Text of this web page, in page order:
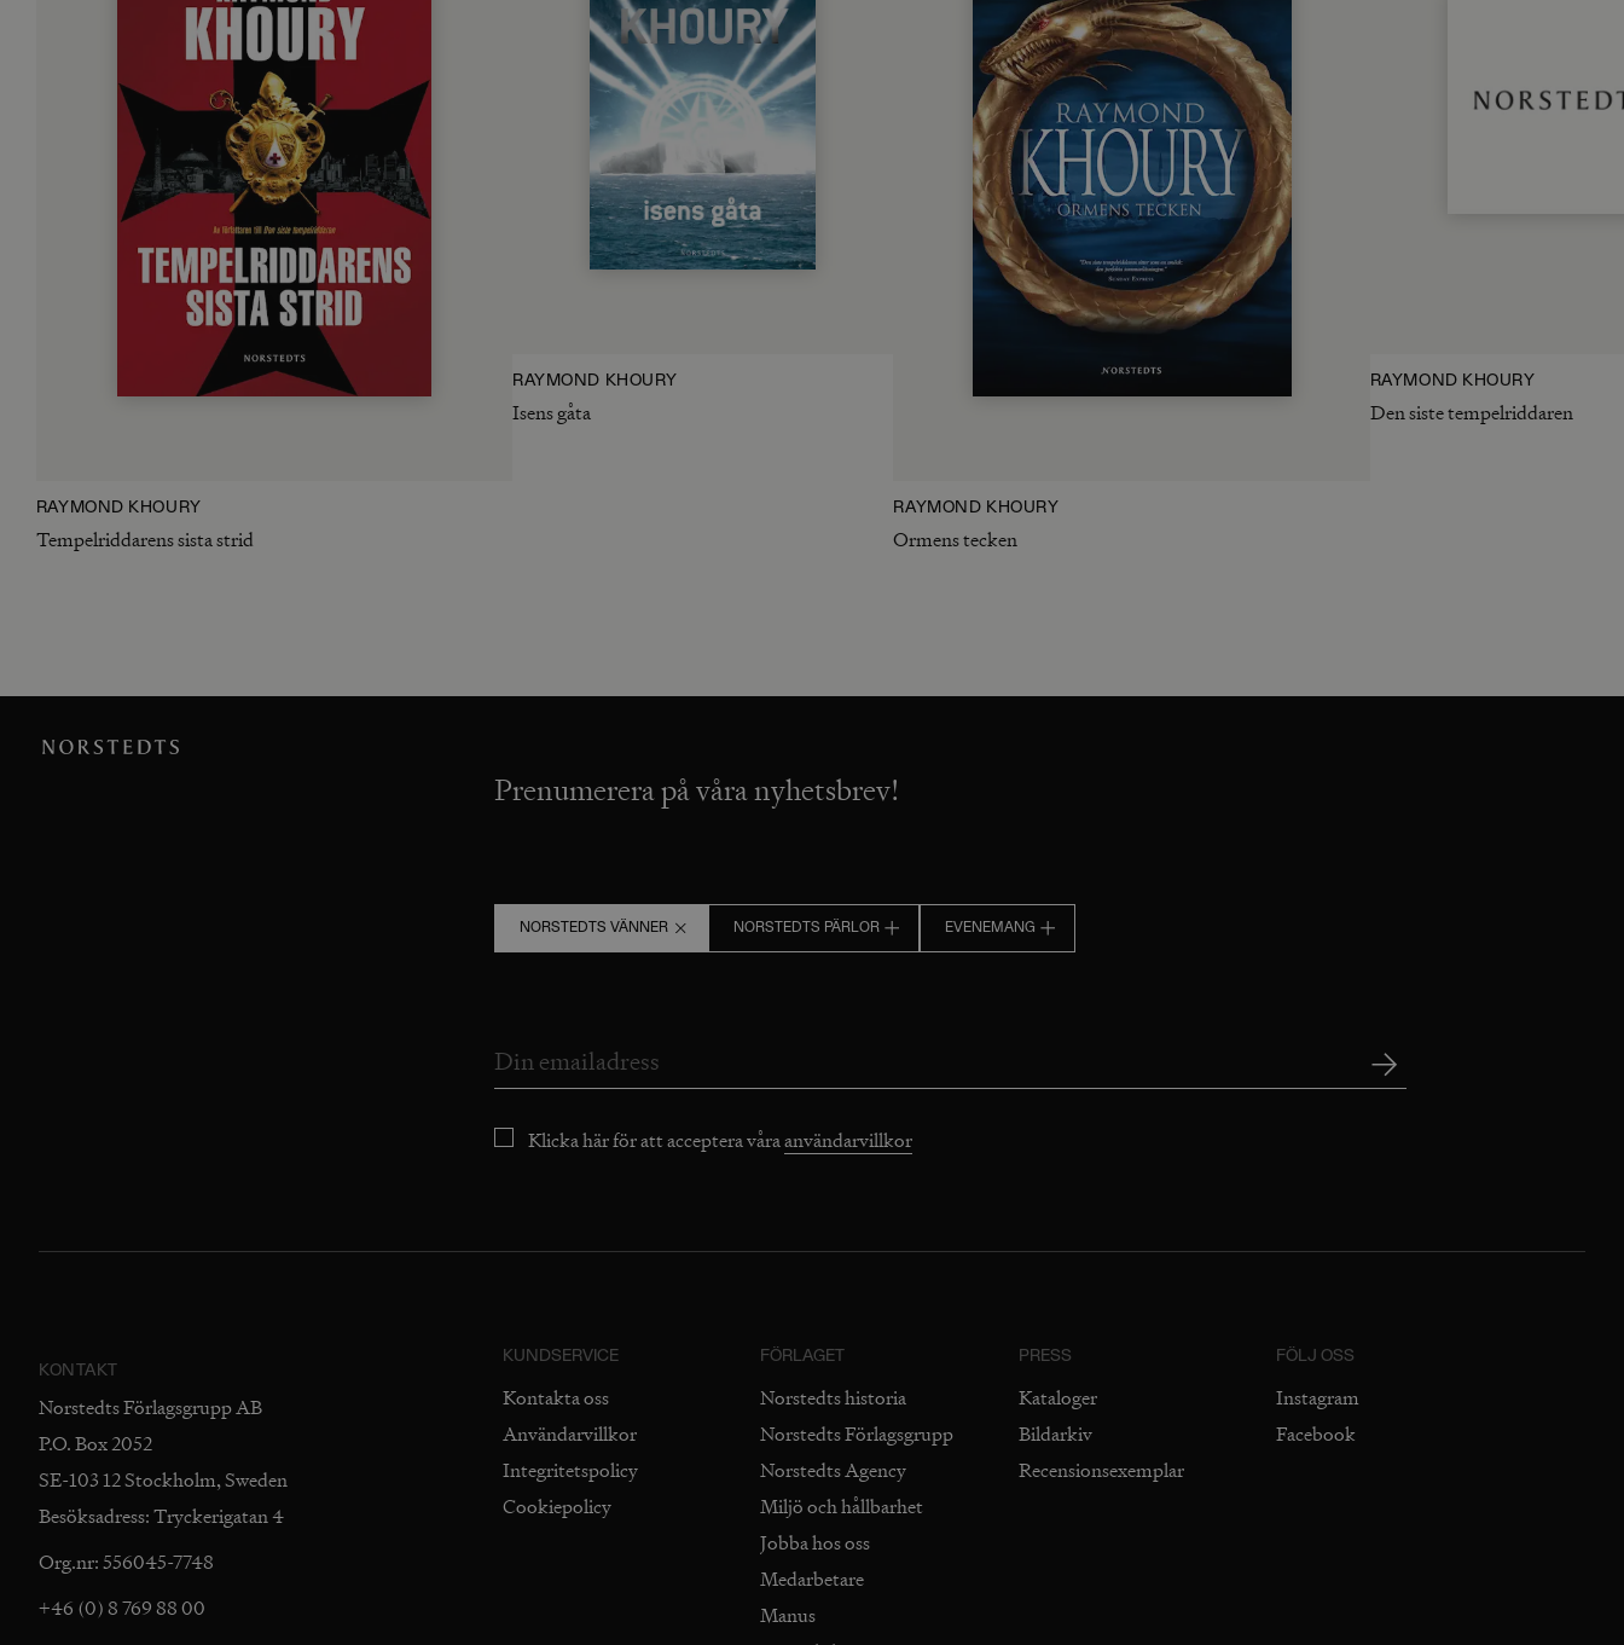
RAYMOND KHOURY
Tempelriddarens sista strid
RAYMOND KHOURY
Isens gåta
RAYMOND KHOURY
Ormens tecken
RAYMOND KHOURY
Den siste tempelriddaren
Prenumerera på våra nyhetsbrev!
NORSTEDTS VÄNNER NORSTEDTS PÄRLOR EVENEMANG
Klicka här för att acceptera våraanvändarvillkor
KONTAKT
Norstedts Förlagsgrupp AB
P.O. Box 2052
SE-103 12 Stockholm, Sweden
Besöksadress: Tryckerigatan 4
Org.nr: 556045-7748
+46 (0) 8 769 88 00
KUNDSERVICE
Kontakta oss
Användarvillkor
Integritetspolicy
Cookiepolicy
FÖRLAGET
Norstedts historia
Norstedts Förlagsgrupp
Norstedts Agency
Miljö och hållbarhet
Jobba hos oss
Medarbetare
Manus
PRESS
Kataloger
Bildarkiv
Recensionsexemplar
FÖLJ OSS
Instagram
Facebook